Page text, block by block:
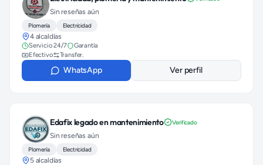
Sin reseñas aún
Plomería Electricidad
4 alcaldías
Servicio 24/7
Garantía
Efectivo
Transfer.
WhatsApp Ver perfil
Edafix legado en mantenimiento Verificado
Sin reseñas aún
Plomería Electricidad
5 alcaldías